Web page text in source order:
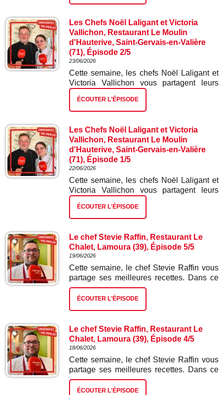
Les Chefs Noël Laligant et Victoria
Vallichon, Restaurant Le Moulin
d'Hauterive, Saint-Gervais-en-Valière
(71), Épisode 2/5
23/06/2026
Cette semaine, les chefs Noël Laligant et
Victoria Vallichon vous partagent leurs
meilleures recettes. Dans ce deuxième
épisode : œufs en meurette sauce joue de
bœuf.
ÉCOUTER L'ÉPISODE
Les Chefs Noël Laligant et Victoria
Vallichon, Restaurant Le Moulin
d'Hauterive, Saint-Gervais-en-Valière
(71), Épisode 1/5
22/06/2026
Cette semaine, les chefs Noël Laligant et
Victoria Vallichon vous partagent leurs
meilleures recettes. Dans ce premier
épisode : verrine de saumon gravelax.
ÉCOUTER L'ÉPISODE
Le chef Stevie Raffin, Restaurant Le
Chalet, Lamoura (39), Épisode 5/5
19/06/2026
Cette semaine, le chef Stevie Raffin vous
partage ses meilleures recettes. Dans ce
cinquième et dernier épisode : cake au
citron.
ÉCOUTER L'ÉPISODE
Le chef Stevie Raffin, Restaurant Le
Chalet, Lamoura (39), Épisode 4/5
18/06/2026
Cette semaine, le chef Stevie Raffin vous
partage ses meilleures recettes. Dans ce
quatrième épisode : saucisse de Morteau,
frites et salade.
ÉCOUTER L'ÉPISODE